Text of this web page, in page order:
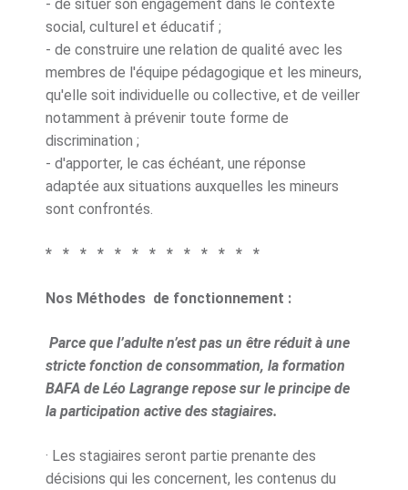
- de situer son engagement dans le contexte
social, culturel et éducatif ;
- de construire une relation de qualité avec les
membres de l'équipe pédagogique et les mineurs,
qu'elle soit individuelle ou collective, et de veiller
notamment à prévenir toute forme de
discrimination ;
- d'apporter, le cas échéant, une réponse
adaptée aux situations auxquelles les mineurs
sont confrontés.
* * * * * * * * * * * * *
Nos Méthodes de fonctionnement :
Parce que l’adulte n’est pas un être réduit à une
stricte fonction de consommation, la formation
BAFA de Léo Lagrange repose sur le principe de
la participation active des stagiaires.
· Les stagiaires seront partie prenante des
décisions qui les concernent, les contenus du